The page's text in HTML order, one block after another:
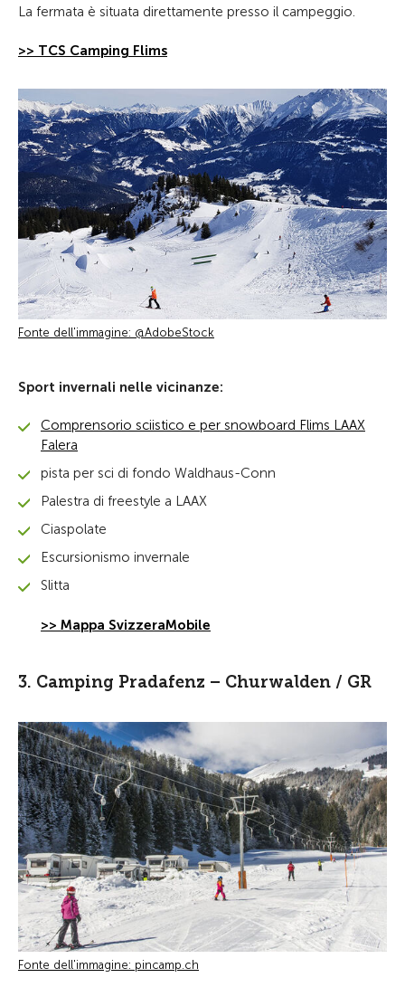
La fermata è situata direttamente presso il campeggio.
>> TCS Camping Flims
Fonte dell'immagine: @AdobeStock
Sport invernali nelle vicinanze:
Comprensorio sciistico e per snowboard Flims LAAX
Falera
pista per sci di fondo Waldhaus-Conn
Palestra di freestyle a LAAX
Ciaspolate
Escursionismo invernale
Slitta
>> Mappa SvizzeraMobile
3. Camping Pradafenz – Churwalden / GR
Fonte dell'immagine: pincamp.ch